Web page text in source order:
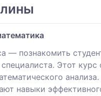
— познакомить
Этот
навыки